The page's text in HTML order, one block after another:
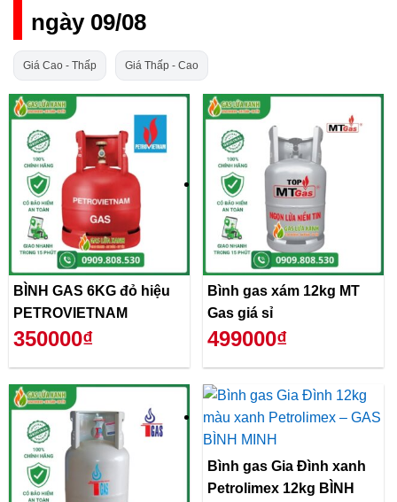
ngày 09/08
Giá Cao - Thấp Giá Thấp - Cao
BÌNH GAS 6KG đỏ hiệu
PETROVIETNAM
350000₫
Bình gas xám 12kg MT
Gas giá sỉ
499000₫
Bình gas Gia Đình xanh
Petrolimex 12kg BÌNH